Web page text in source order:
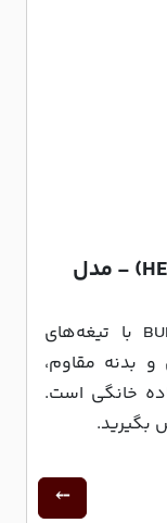
آسیاب قهوه هی کافه (HEY CAFE) - مدل
آسیاب قهوه HEY CAFE مدل BUDDY با تیغه‌های
بدنه مقاوم،
خانگی است.
بگیرید.